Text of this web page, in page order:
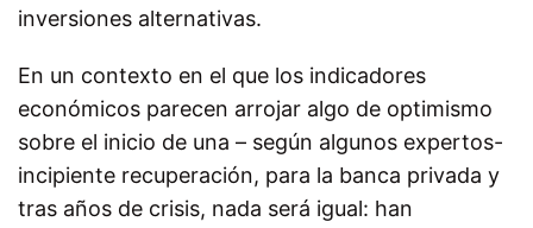
inversiones alternativas.
En un contexto en el que los indicadores
económicos parecen arrojar algo de optimismo
sobre el inicio de una – según algunos expertos-
incipiente recuperación, para la banca privada y
tras años de crisis, nada será igual: han